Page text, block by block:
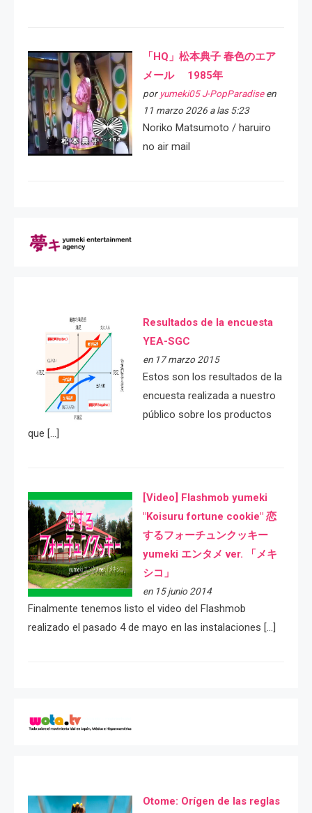
「HQ」松本典子 春色のエア
メール 1985年
por yumeki05 J-PopParadiseen
11 marzo 2026 a las 5:23
Noriko Matsumoto / haruiro
no air mail
Resultados de la encuesta
YEA-SGC
en 17 marzo 2015
Estos son los resultados de la
encuesta realizada a nuestro
público sobre los productos
que […]
[Video] Flashmob yumeki
"Koisuru fortune cookie" 恋
するフォーチュンクッキー
yumeki エンタメ ver. 「メキ
シコ」
en 15 junio 2014
Finalmente tenemos listo el video del Flashmob
realizado el pasado 4 de mayo en las instalaciones […]
Otome: Orígen de las reglas